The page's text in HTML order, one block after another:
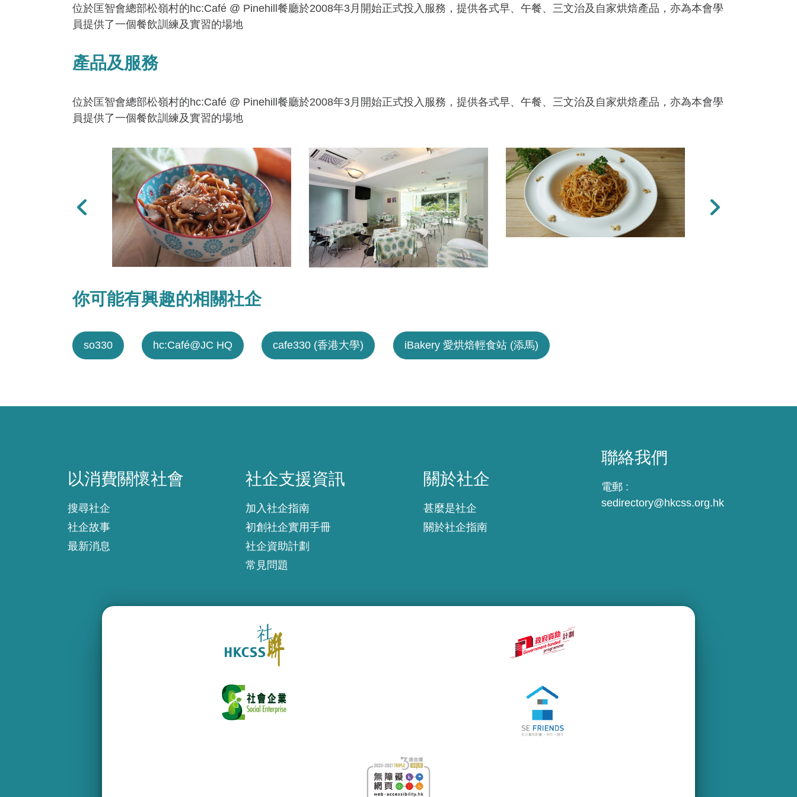
位於匡智會總部松嶺村的hc:Café @ Pinehill餐廳於2008年3月開始正式投入服務，提供各式早、午餐、三文治及自家烘焙產品，亦為本會學
員提供了一個餐飲訓練及實習的場地
產品及服務
位於匡智會總部松嶺村的hc:Café @ Pinehill餐廳於2008年3月開始正式投入服務，提供各式早、午餐、三文治及自家烘焙產品，亦為本會學
員提供了一個餐飲訓練及實習的場地
上一張 下一張
你可能有興趣的相關社企
so330 hc:Café@JC HQ cafe330 (香港大學) iBakery 愛烘焙輕食站 (添馬)
以消費關懷社會
搜尋社企
社企故事
最新消息
社企支援資訊
加入社企指南
初創社企實用手冊
社企資助計劃
常見問題
關於社企
甚麼是社企
關於社企指南
聯絡我們
電郵 :
sedirectory@hkcss.org.hk